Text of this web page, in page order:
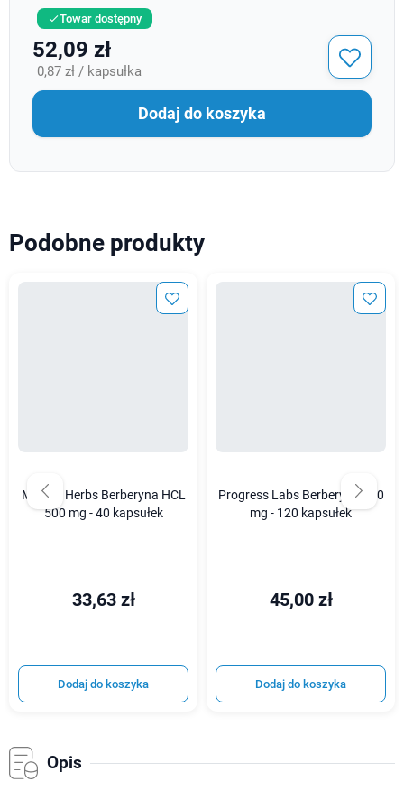
Towar dostępny
52,09 zł
0,87 zł / kapsułka
Dodaj do koszyka
Podobne produkty
Medica Herbs Berberyna HCL
500 mg - 40 kapsułek
33,63 zł
Dodaj do koszyka
Progress Labs Berberyna 400
mg - 120 kapsułek
45,00 zł
Dodaj do koszyka
Opis